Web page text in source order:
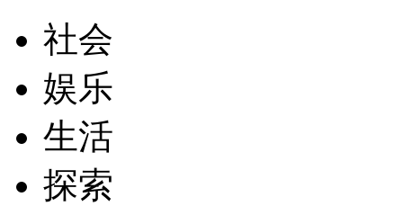
社会
娱乐
生活
探索